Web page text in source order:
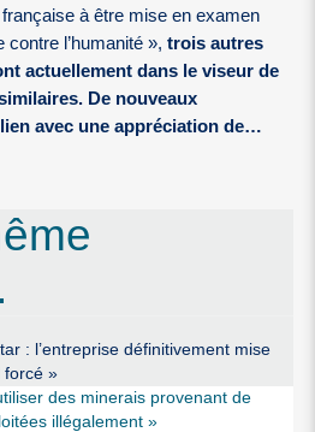
à être mise en examen
contre l’humanité »,trois autres
actuellement dans le viseur de
De nouveaux
avec une appréciation de…
: l’entreprise définitivement mise
forcé »
des minerais provenant de
illégalement »